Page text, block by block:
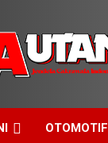
OTOMOTIF